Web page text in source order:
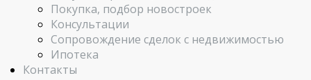
Покупка, подбор новостроек
Консультации
Сопровождение сделок с недвижимостью
Ипотека
Контакты